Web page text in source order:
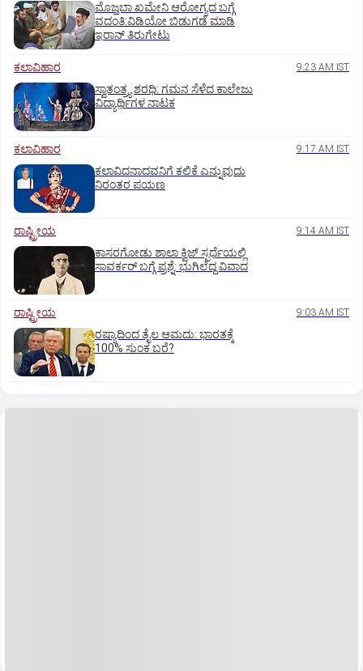
ಮೊಜ್ತಬಾ ಖಮೇನಿ ಆರೋಗ್ಯದ ಬಗ್ಗೆ
ವದಂತಿ:ವಿಡಿಯೋ ಬಿಡುಗಡೆ ಮಾಡಿ
ಇರಾನ್‌ ತಿರುಗೇಟು
ಕಲಾವಿಹಾರ 9:23 AM IST
ಸ್ವಾತಂತ್ರ್ಯ ಶರಧಿ: ಗಮನ ಸೆಳೆದ ಕಾಲೇಜು
ವಿದ್ಯಾರ್ಥಿಗಳ ನಾಟಕ
ಕಲಾವಿಹಾರ 9:17 AM IST
ಕಲಾವಿದನಾದವನಿಗೆ ಕಲಿಕೆ ಎನ್ನುವುದು
ನಿರಂತರ ಪಯಣ
ರಾಷ್ಟ್ರೀಯ 9:14 AM IST
ಕಾಸರಗೋಡು ಶಾಲಾ ಕ್ವಿಜ್‌ ಸ್ಪರ್ಧೆಯಲ್ಲಿ
ಸಾವರ್ಕರ್‌ ಬಗ್ಗೆ ಪ್ರಶ್ನೆ: ಭುಗಿಲೆದ್ದ ವಿವಾದ
ರಾಷ್ಟ್ರೀಯ 9:03 AM IST
ರಷ್ಯಾದಿಂದ ತೈಲ ಆಮದು: ಭಾರತಕ್ಕೆ
100% ಸುಂಕ ಬರೆ?